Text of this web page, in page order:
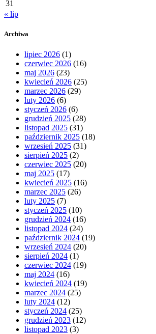
31
« lip
Archiwa
lipiec 2026 (1)
czerwiec 2026 (16)
maj 2026 (23)
kwiecień 2026 (25)
marzec 2026 (29)
luty 2026 (6)
styczeń 2026 (6)
grudzień 2025 (28)
listopad 2025 (31)
październik 2025 (18)
wrzesień 2025 (31)
sierpień 2025 (2)
czerwiec 2025 (20)
maj 2025 (17)
kwiecień 2025 (16)
marzec 2025 (26)
luty 2025 (7)
styczeń 2025 (10)
grudzień 2024 (16)
listopad 2024 (24)
październik 2024 (19)
wrzesień 2024 (20)
sierpień 2024 (1)
czerwiec 2024 (19)
maj 2024 (16)
kwiecień 2024 (19)
marzec 2024 (25)
luty 2024 (12)
styczeń 2024 (25)
grudzień 2023 (12)
listopad 2023 (3)